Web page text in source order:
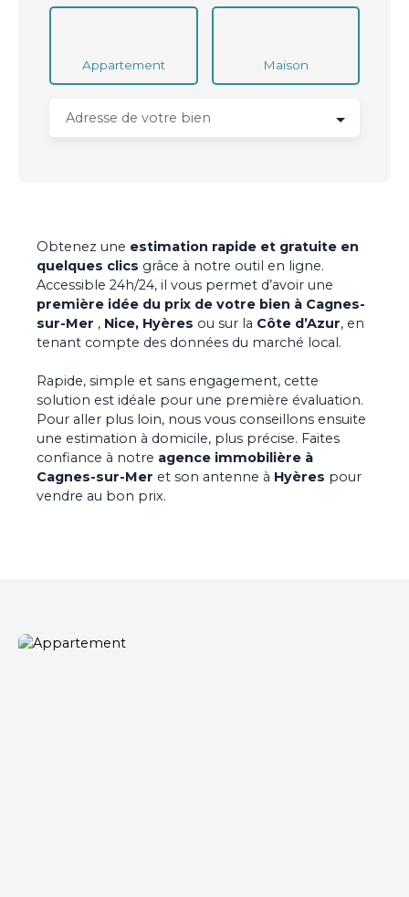
Appartement Maison
Adresse de votre bien
Obtenez une estimation rapide et gratuite en
quelques clics grâce à notre outil en ligne.
Accessible 24h/24, il vous permet d’avoir une
première idée du prix de votre bien à Cagnes-
sur-Mer , Nice, Hyères ou sur la Côte d’Azur, en
tenant compte des données du marché local.
Rapide, simple et sans engagement, cette
solution est idéale pour une première évaluation.
Pour aller plus loin, nous vous conseillons ensuite
une estimation à domicile, plus précise. Faites
confiance à notre agence immobilière à
Cagnes-sur-Mer et son antenne à Hyères pour
vendre au bon prix.